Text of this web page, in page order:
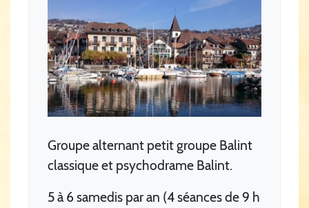
Groupe alternant petit groupe Balint
classique et psychodrame Balint.
5 à 6 samedis par an (4 séances de 9 h